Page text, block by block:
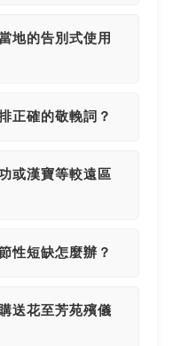
地的告別式使用
正確的敬輓詞？
或漢寶等較遠區
性短缺怎麼辦？
送花至芳苑殯儀